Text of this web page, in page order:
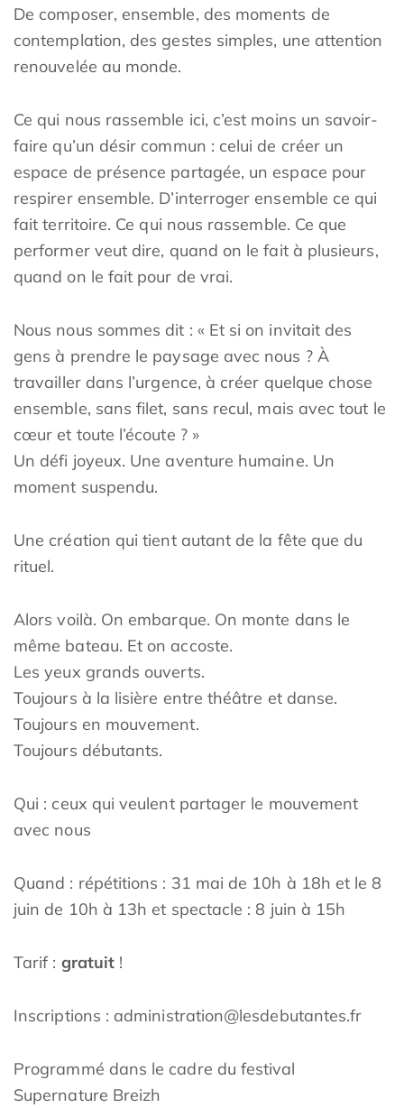
De composer, ensemble, des moments de
contemplation, des gestes simples, une attention
renouvelée au monde.
Ce qui nous rassemble ici, c’est moins un savoir-
faire qu’un désir commun : celui de créer un
espace de présence partagée, un espace pour
respirer ensemble. D’interroger ensemble ce qui
fait territoire. Ce qui nous rassemble. Ce que
performer veut dire, quand on le fait à plusieurs,
quand on le fait pour de vrai.
Nous nous sommes dit : « Et si on invitait des
gens à prendre le paysage avec nous ? À
travailler dans l’urgence, à créer quelque chose
ensemble, sans filet, sans recul, mais avec tout le
cœur et toute l’écoute ? »
Un défi joyeux. Une aventure humaine. Un
moment suspendu.
Une création qui tient autant de la fête que du
rituel.
Alors voilà. On embarque. On monte dans le
même bateau. Et on accoste.
Les yeux grands ouverts.
Toujours à la lisière entre théâtre et danse.
Toujours en mouvement.
Toujours débutants.
Qui : ceux qui veulent partager le mouvement
avec nous
Quand : répétitions : 31 mai de 10h à 18h et le 8
juin de 10h à 13h et spectacle : 8 juin à 15h
Tarif : gratuit !
Inscriptions : administration@lesdebutantes.fr
Programmé dans le cadre du festival
Supernature Breizh